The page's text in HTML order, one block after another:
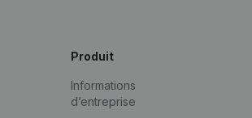
Produit
Informations
d’entreprise